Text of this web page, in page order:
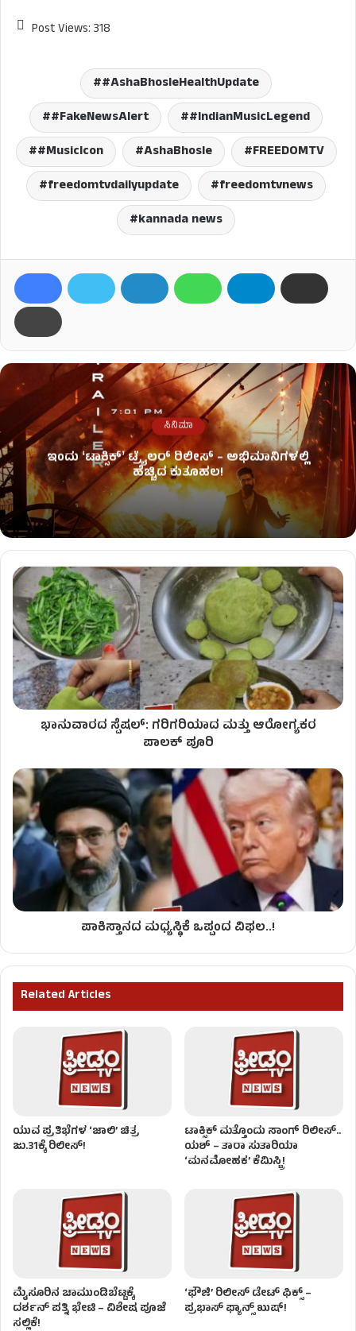
Post Views: 318
#AshaBhosleHealthUpdate
#FakeNewsAlert
#IndianMusicLegend
#MusicIcon
AshaBhosle
FREEDOMTV
freedomtvdailyupdate
freedomtvnews
kannada news
ಸಿನಿಮಾ
ಇಂದು ʻಟಾಕ್ಸಿಕ್ʼ ಟ್ರೈಲರ್ ರಿಲೀಸ್‌ – ಅಭಿಮಾನಿಗಳಲ್ಲಿ
ಹೆಚ್ಚಿದ ಕುತೂಹಲ!
ಭಾನುವಾರದ ಸ್ಪೆಷಲ್: ಗರಿಗರಿಯಾದ ಮತ್ತು ಆರೋಗ್ಯಕರ
ಪಾಲಕ್ ಪೂರಿ
ಪಾಕಿಸ್ತಾನದ ಮಧ್ಯಸ್ಥಿಕೆ ಒಪ್ಪಂದ ವಿಫಲ..!
Related Articles
ಯುವ ಪ್ರತಿಭೆಗಳ ‘ಜಾಲಿ’ ಚಿತ್ರ
ಜು.31ಕ್ಕೆ ರಿಲೀಸ್!
ಟಾಕ್ಸಿಕ್ ಮತ್ತೊಂದು ಸಾಂಗ್‌ ರಿಲೀಸ್‌..
ಯಶ್ – ತಾರಾ ಸುತಾರಿಯಾ
‘ಮನಮೋಹಕ’ ಕೆಮಿಸ್ಟ್ರಿ!
ಮೈಸೂರಿನ ಚಾಮುಂಡಿಬೆಟ್ಟಕ್ಕೆ
ದರ್ಶನ್ ಪತ್ನಿ ಭೇಟಿ – ವಿಶೇಷ ಪೂಜೆ
ಸಲ್ಲಿಕೆ!
‘ಫೌಜಿ’ ರಿಲೀಸ್ ಡೇಟ್ ಫಿಕ್ಸ್ –
ಪ್ರಭಾಸ್ ಫ್ಯಾನ್ಸ್ ಖುಷ್!